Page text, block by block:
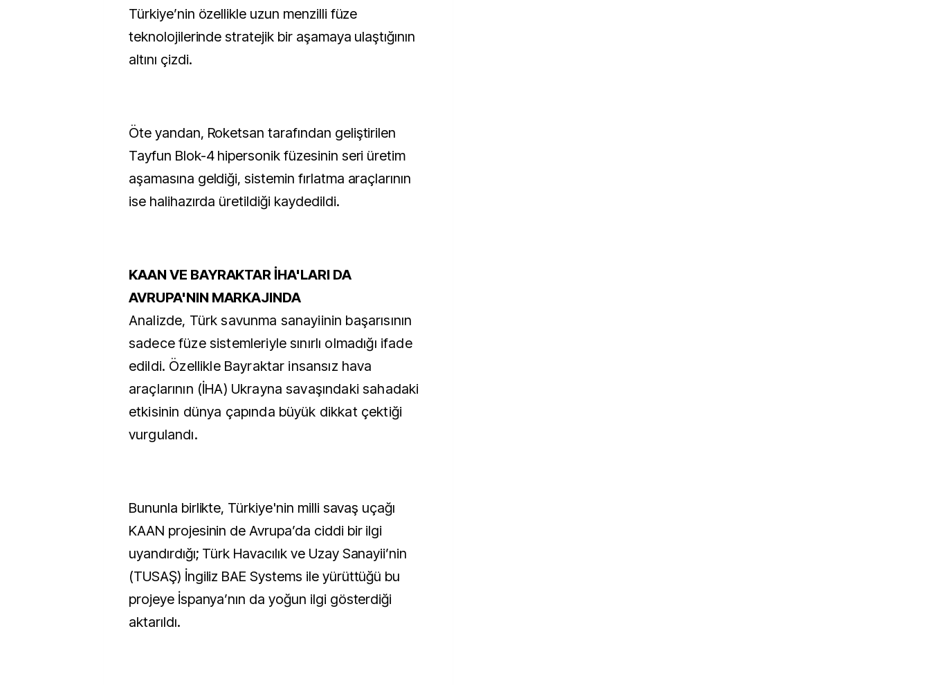
Türkiye’nin özellikle uzun menzilli füze
teknolojilerinde stratejik bir aşamaya ulaştığının
altını çizdi.
Öte yandan, Roketsan tarafından geliştirilen
Tayfun Blok-4 hipersonik füzesinin seri üretim
aşamasına geldiği, sistemin fırlatma araçlarının
ise halihazırda üretildiği kaydedildi.
KAAN VE BAYRAKTAR İHA'LARI DA
AVRUPA'NIN MARKAJINDA
Analizde, Türk savunma sanayiinin başarısının
sadece füze sistemleriyle sınırlı olmadığı ifade
edildi. Özellikle Bayraktar insansız hava
araçlarının (İHA) Ukrayna savaşındaki sahadaki
etkisinin dünya çapında büyük dikkat çektiği
vurgulandı.
Bununla birlikte, Türkiye'nin milli savaş uçağı
KAAN projesinin de Avrupa’da ciddi bir ilgi
uyandırdığı; Türk Havacılık ve Uzay Sanayii’nin
(TUSAŞ) İngiliz BAE Systems ile yürüttüğü bu
projeye İspanya’nın da yoğun ilgi gösterdiği
aktarıldı.